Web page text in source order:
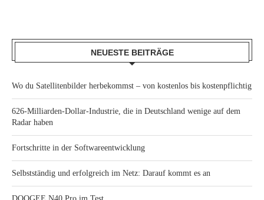
NEUESTE BEITRÄGE
Wo du Satellitenbilder herbekommst – von kostenlos bis kostenpflichtig
626-Milliarden-Dollar-Industrie, die in Deutschland wenige auf dem
Radar haben
Fortschritte in der Softwareentwicklung
Selbstständig und erfolgreich im Netz: Darauf kommt es an